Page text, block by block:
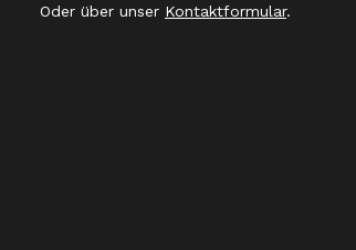
Oder über unser Kontaktformular.